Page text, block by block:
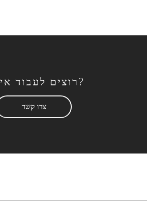
רוצים לעבוד איתנו?
צרו קשר